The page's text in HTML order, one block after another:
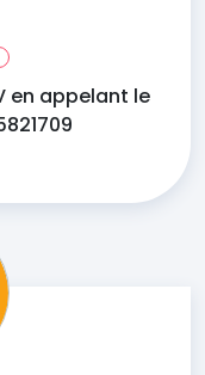
en appelant le